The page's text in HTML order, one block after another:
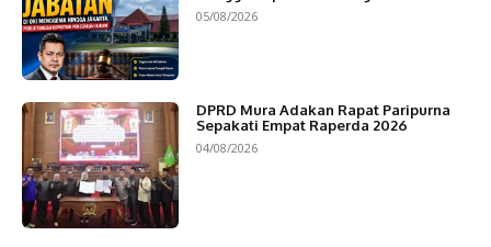
05/08/2026
DPRD Mura Adakan Rapat Paripurna
Sepakati Empat Raperda 2026
04/08/2026